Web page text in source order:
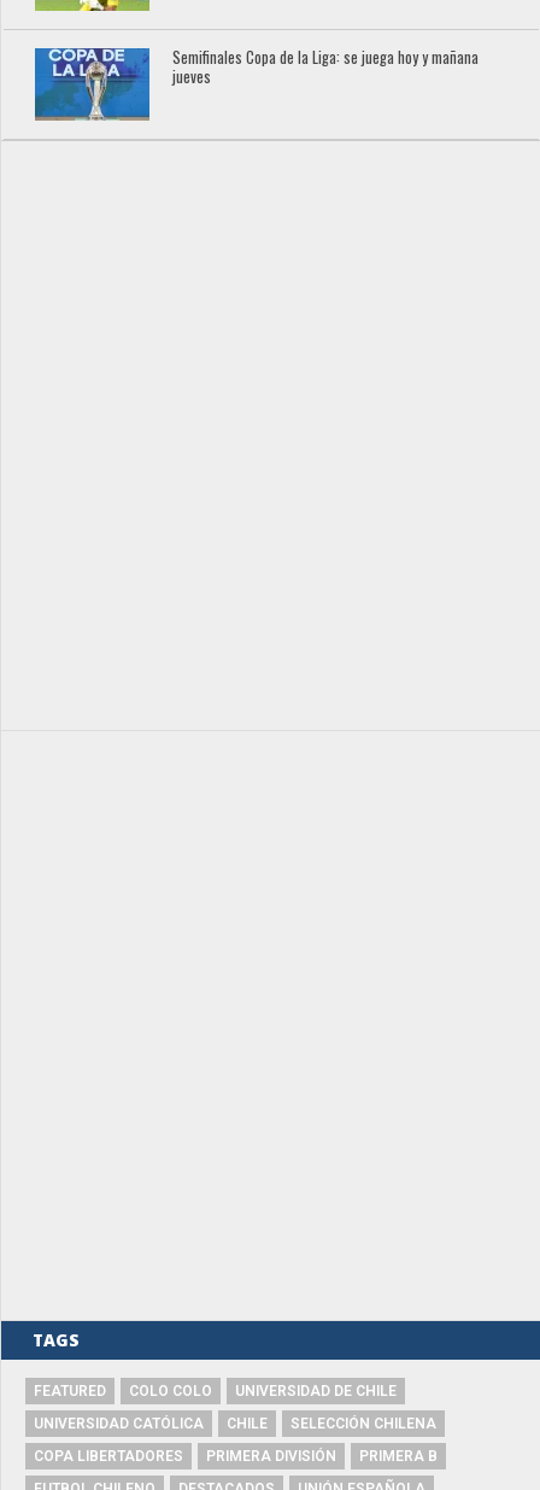
Semifinales Copa de la Liga: se juega hoy y mañana
jueves
TAGS
FEATURED COLO COLO
UNIVERSIDAD DE CHILE
UNIVERSIDAD CATÓLICA
CHILE
SELECCIÓN CHILENA
COPA LIBERTADORES
PRIMERA DIVISIÓN
PRIMERA B